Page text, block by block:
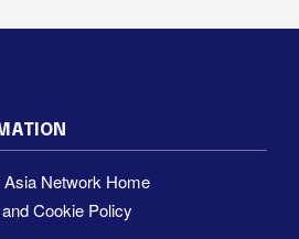
Asia Network Home
Cookie Policy